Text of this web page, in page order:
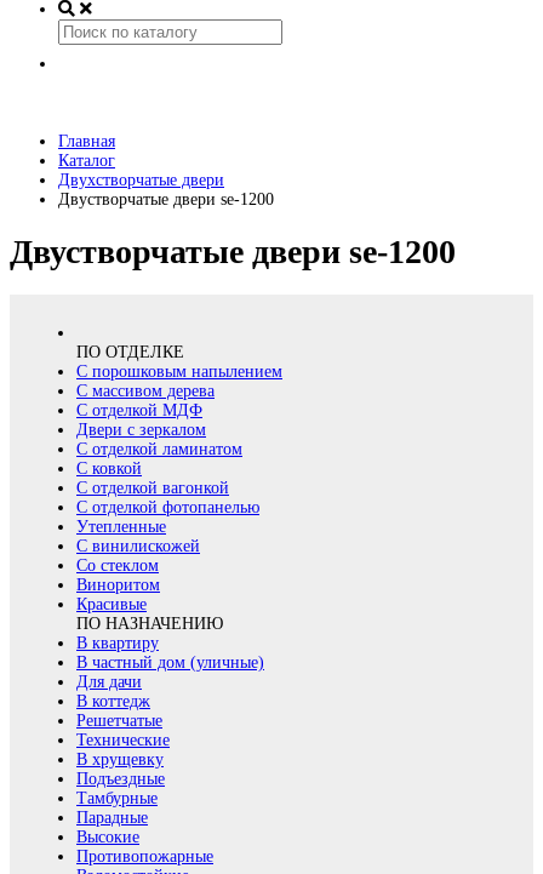
Главная
Каталог
Двухстворчатые двери
Двустворчатые двери se-1200
Двустворчатые двери se-1200
ПО ОТДЕЛКЕ
С порошковым напылением
С массивом дерева
С отделкой МДФ
Двери с зеркалом
С отделкой ламинатом
С ковкой
С отделкой вагонкой
С отделкой фотопанелью
Утепленные
С винилискожей
Со стеклом
Виноритом
Красивые
ПО НАЗНАЧЕНИЮ
В квартиру
В частный дом (уличные)
Для дачи
В коттедж
Решетчатые
Технические
В хрущевку
Подъездные
Тамбурные
Парадные
Высокие
Противопожарные